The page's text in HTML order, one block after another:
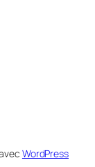
WordPress